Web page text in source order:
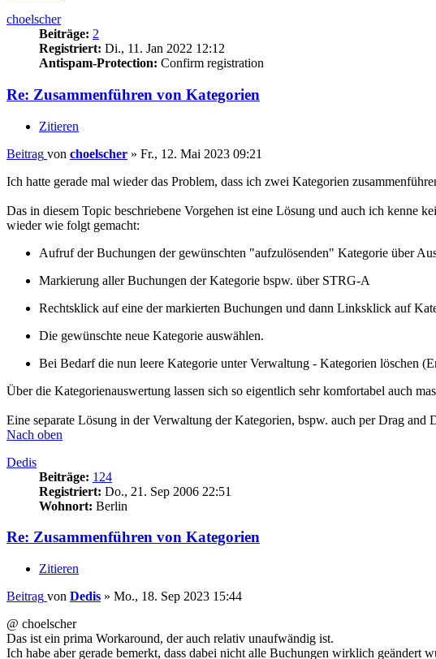
choelscher
Beiträge: 2
Registriert: Di., 11. Jan 2022 12:12
Antispam-Protection: Confirm registration
Re: Zusammenführen von Kategorien
Zitieren
Beitrag von choelscher » Fr., 12. Mai 2023 09:21
Ich hatte gerade mal wieder das Problem, dass ich zwei Kategorien
Das in diesem Topic beschriebene Vorgehen ist eine Lösung und auch ich kenne
wieder wie folgt gemacht:
Aufruf der Buchungen der gewünschten "aufzulösenden" Kategorie über
Markierung aller Buchungen der Kategorie bspw. über STRG-A
Rechtsklick auf eine der markierten Buchungen und dann Linksklick auf
Die gewünschte neue Kategorie auswählen.
Bei Bedarf die nun leere Kategorie unter Verwaltung - Kategorien löschen
Über die Kategorienauswertung lassen sich so eigentlich sehr komfortabel auch
Eine separate Lösung in der Verwaltung der Kategorien, bspw. auch per Drag and
Nach oben
Dedis
Beiträge: 124
Registriert: Do., 21. Sep 2006 22:51
Wohnort: Berlin
Re: Zusammenführen von Kategorien
Zitieren
Beitrag von Dedis » Mo., 18. Sep 2023 15:44
@ choelscher
Das ist ein prima Workaround, der auch relativ unaufwändig ist.
Ich habe aber gerade bemerkt, dass dabei nicht alle Buchungen wirklich geändert